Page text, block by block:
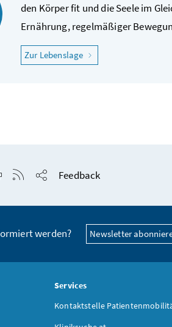
den Körper fit und die Seele im
Ernährung, regelmäßiger
Zur Lebenslage "Ich möchte gesund
Seite drucken
RSS-Feed anzeigen
Feedback
werden? Newsletter
Services
Kontaktstelle